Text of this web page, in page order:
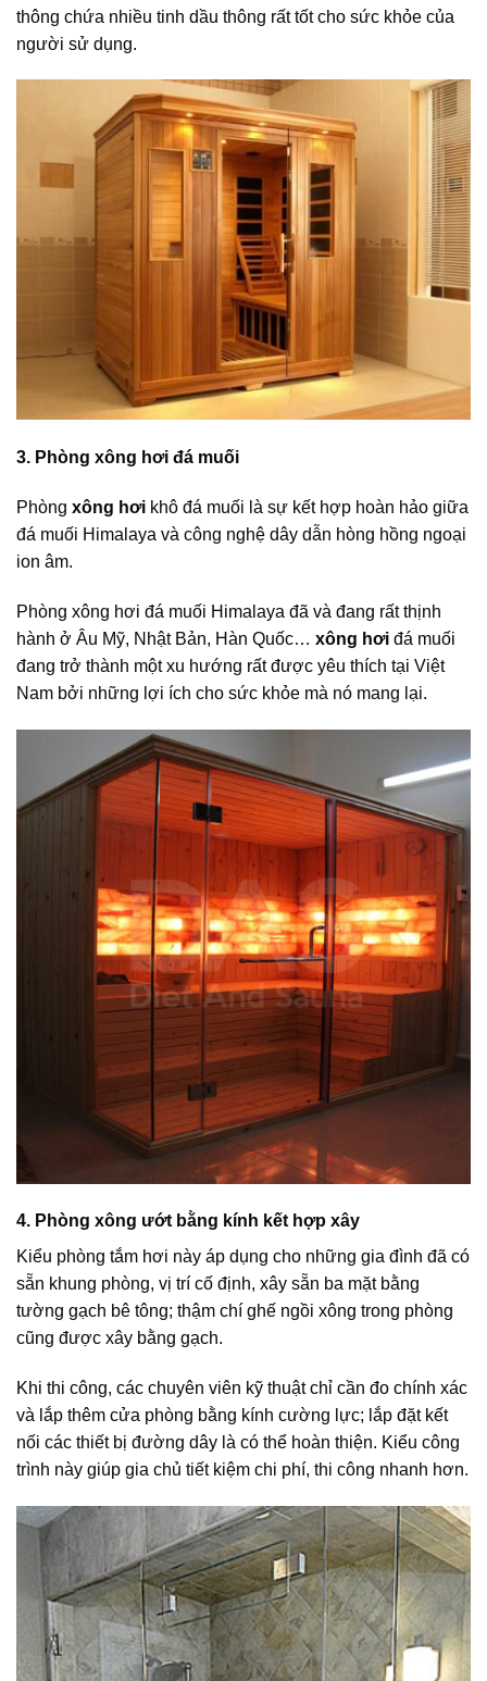
thông chứa nhiều tinh dầu thông rất tốt cho sức khỏe của
người sử dụng.
3. Phòng xông hơi đá muối
Phòng xông hơi khô đá muối là sự kết hợp hoàn hảo giữa
đá muối Himalaya và công nghệ dây dẫn hòng hồng ngoại
ion âm.
Phòng xông hơi đá muối Himalaya đã và đang rất thịnh
hành ở Âu Mỹ, Nhật Bản, Hàn Quốc… xông hơi đá muối
đang trở thành một xu hướng rất được yêu thích tại Việt
Nam bởi những lợi ích cho sức khỏe mà nó mang lại.
4. Phòng xông ướt bằng kính kết hợp xây
Kiểu phòng tắm hơi này áp dụng cho những gia đình đã có
sẵn khung phòng, vị trí cố định, xây sẵn ba mặt bằng
tường gạch bê tông; thậm chí ghế ngồi xông trong phòng
cũng được xây bằng gạch.
Khi thi công, các chuyên viên kỹ thuật chỉ cần đo chính xác
và lắp thêm cửa phòng bằng kính cường lực; lắp đặt kết
nối các thiết bị đường dây là có thể hoàn thiện. Kiểu công
trình này giúp gia chủ tiết kiệm chi phí, thi công nhanh hơn.